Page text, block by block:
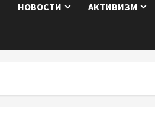
НОВОСТИ АКТИВИЗМ